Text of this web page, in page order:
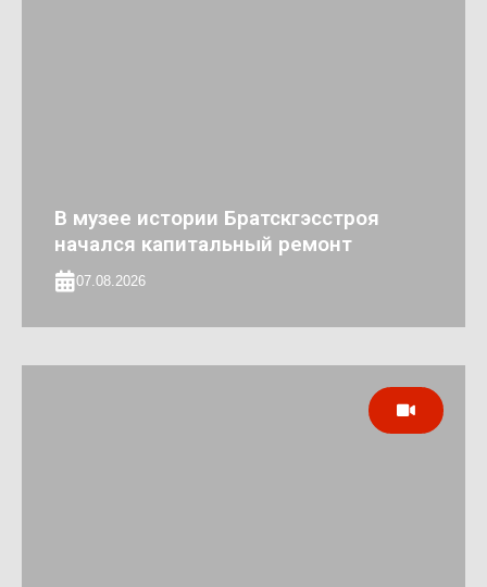
В музее истории Братскгэсстроя
начался капитальный ремонт
07.08.2026